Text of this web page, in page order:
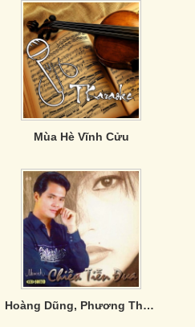
Mùa Hè Vĩnh Cửu
Hoàng Dũng, Phương Thanh, Chế Thanh - Chiều Tiễn Đưa